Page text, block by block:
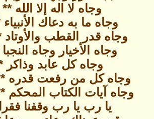
وجاه لا اله إلا الله
وجاه ما به دعاك
وجاه قدر القطب
وجاه الأخيار وجاه
وجاه كل عابد
وجاه كل من رفعت قدره
وجاه آيات الكتاب
يا رب يا رب وقفنا